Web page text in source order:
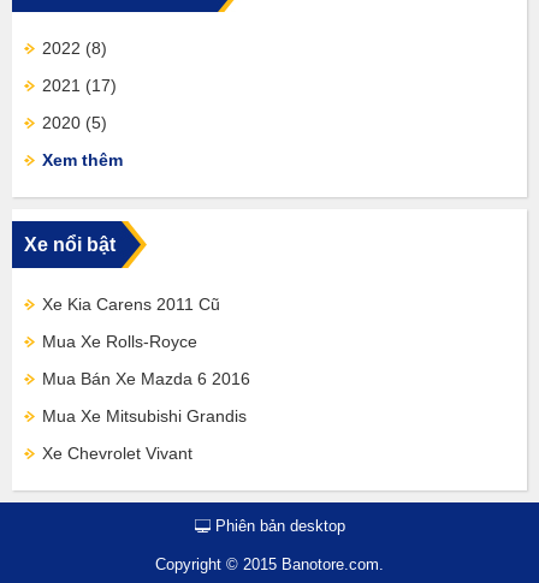
2022 (8)
2021 (17)
2020 (5)
Xem thêm
Xe nổi bật
Xe Kia Carens 2011 Cũ
Mua Xe Rolls-Royce
Mua Bán Xe Mazda 6 2016
Mua Xe Mitsubishi Grandis
Xe Chevrolet Vivant
Phiên bản desktop
Copyright © 2015 Banotore.com.